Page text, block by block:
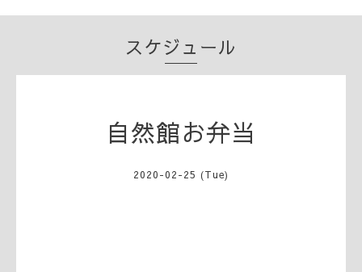
スケジュール
自然館お弁当
2020-02-25 (Tue)